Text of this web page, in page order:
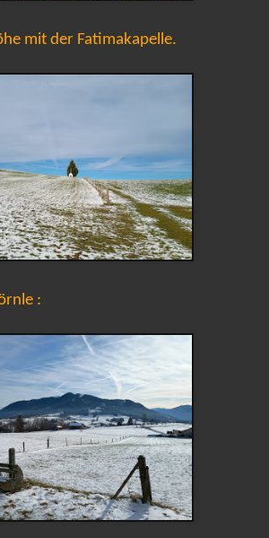
mit der Fatimakapelle.
: